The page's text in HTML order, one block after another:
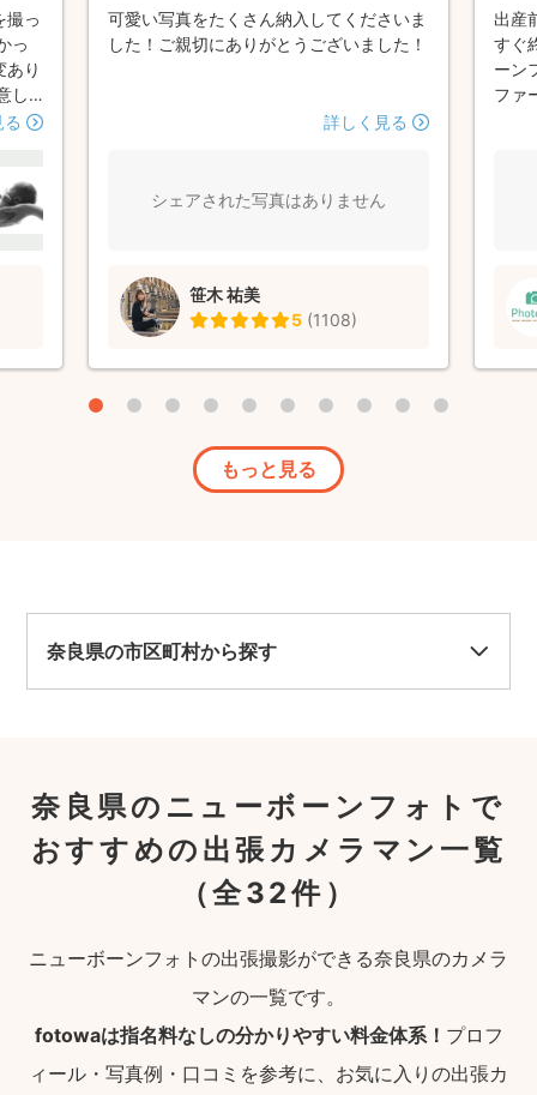
撮っ
っ
あり
し
意だ
を使
た
ま
可愛い写真をたくさん納入してくださいま
した！ご親切にありがとうございました！
詳しく見る
シェアされた写真はありません
笹木 祐美
5 (1108)
出産
すぐ
ーン
ファ
希
で
った
もっと見る
奈良県の市区町村から探す
奈良県のニューボーンフォトで
おすすめの出張カメラマン一覧
（全32件）
ニューボーンフォトの出張撮影ができる奈良県のカメラ
マンの一覧です。
fotowaは指名料なしの分かりやすい料金体系！ プロフ
ィール・写真例・口コミを参考に、お気に入りの出張カ